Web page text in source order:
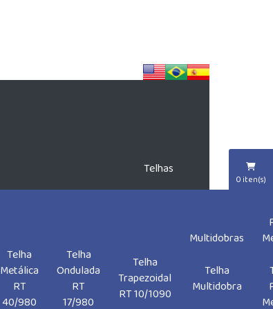
Telhas
Telha
Metálica
RT
40/980
Telha
Ondulada
RT
17/980
Telha
Trapezoidal
RT 10/1090
Multidobras
Telha
Multidobra
Parafusos
autobrocantes
autobrocantes
preço
Selante
telhas
de
vidro
0 iten(s)